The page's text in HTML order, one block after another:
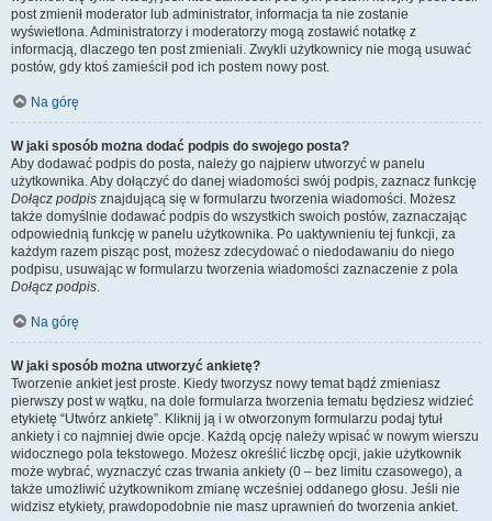
post zmienił moderator lub administrator, informacja ta nie zostanie
wyświetlona. Administratorzy i moderatorzy mogą zostawić notatkę z
informacją, dlaczego ten post zmieniali. Zwykli użytkownicy nie mogą usuwać
postów, gdy ktoś zamieścił pod ich postem nowy post.
Na górę
W jaki sposób można dodać podpis do swojego posta?
Aby dodawać podpis do posta, należy go najpierw utworzyć w panelu
użytkownika. Aby dołączyć do danej wiadomości swój podpis, zaznacz funkcję
Dołącz podpis znajdującą się w formularzu tworzenia wiadomości. Możesz
także domyślnie dodawać podpis do wszystkich swoich postów, zaznaczając
odpowiednią funkcję w panelu użytkownika. Po uaktywnieniu tej funkcji, za
każdym razem pisząc post, możesz zdecydować o niedodawaniu do niego
podpisu, usuwając w formularzu tworzenia wiadomości zaznaczenie z pola
Dołącz podpis.
Na górę
W jaki sposób można utworzyć ankietę?
Tworzenie ankiet jest proste. Kiedy tworzysz nowy temat bądź zmieniasz
pierwszy post w wątku, na dole formularza tworzenia tematu będziesz widzieć
etykietę “Utwórz ankietę”. Kliknij ją i w otworzonym formularzu podaj tytuł
ankiety i co najmniej dwie opcje. Każdą opcję należy wpisać w nowym wierszu
widocznego pola tekstowego. Możesz określić liczbę opcji, jakie użytkownik
może wybrać, wyznaczyć czas trwania ankiety (0 – bez limitu czasowego), a
także umożliwić użytkownikom zmianę wcześniej oddanego głosu. Jeśli nie
widzisz etykiety, prawdopodobnie nie masz uprawnień do tworzenia ankiet.